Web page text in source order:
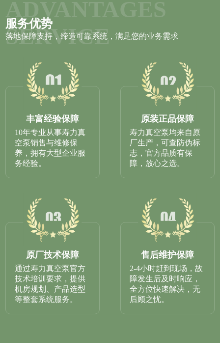
SERVICE
服务优势
落地保障支持，缔造可靠系统，满足您的业务需求
丰富经验保障
10年专业从事寿力真
空泵销售与维修保
养，拥有大型企业服
务经验。
原装正品保障
寿力真空泵均来自原
厂生产，可查防伪标
志，官方品质有保
障，放心之选。
原厂技术保障
通过寿力真空泵官方
技术培训要求，提供
机房规划、产品选型
等整套系统服务。
售后维护保障
2-4小时赶到现场，故
障发生后及时响应，
全方位快速解决，无
后顾之忧。